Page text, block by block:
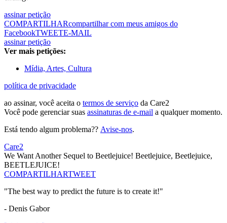
assinar petição
COMPARTILHARcompartilhar com meus amigos do
FacebookTWEETE-MAIL
assinar petição
Ver mais petições:
Mídia, Artes, Cultura
política de privacidade
ao assinar, você aceita o termos de serviço da Care2
Você pode gerenciar suas assinaturas de e-mail a qualquer momento.
Está tendo algum problema?? Avise-nos.
Care2
We Want Another Sequel to Beetlejuice! Beetlejuice, Beetlejuice,
BEETLEJUICE!
COMPARTILHARTWEET
"The best way to predict the future is to create it!"
- Denis Gabor